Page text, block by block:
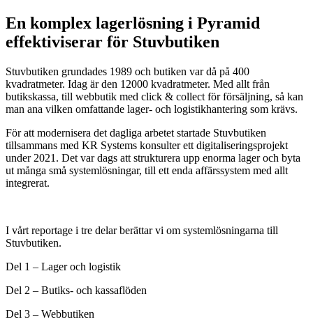
En komplex lagerlösning i Pyramid
effektiviserar för Stuvbutiken
Stuvbutiken grundades 1989 och butiken var då på 400
kvadratmeter. Idag är den 12000 kvadratmeter. Med allt från
butikskassa, till webbutik med click & collect för försäljning, så kan
man ana vilken omfattande lager- och logistikhantering som krävs.
För att modernisera det dagliga arbetet startade Stuvbutiken
tillsammans med KR Systems konsulter ett digitaliseringsprojekt
under 2021. Det var dags att strukturera upp enorma lager och byta
ut många små systemlösningar, till ett enda affärssystem med allt
integrerat.
I vårt reportage i tre delar berättar vi om systemlösningarna till
Stuvbutiken.
Del 1 – Lager och logistik
Del 2 – Butiks- och kassaflöden
Del 3 – Webbutiken